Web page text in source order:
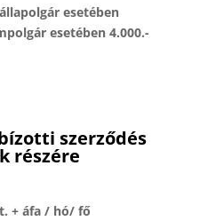
esetében
esetében 4.000.-
szerződés
részére
+ áfa / hó/ fő